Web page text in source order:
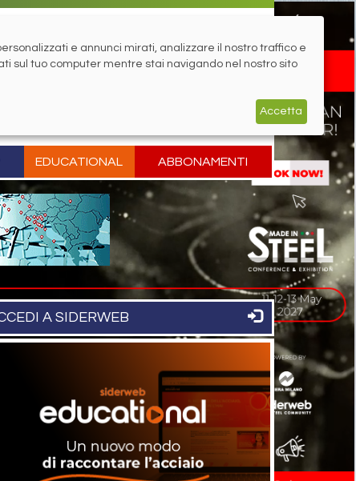
EDUCATIONAL ABBONAMENTI
A SIDERWEB
e annunci mirati, analizzare il nostro traffico e
sul tuo computer mentre stai navigando nel nostro sito
Accetta